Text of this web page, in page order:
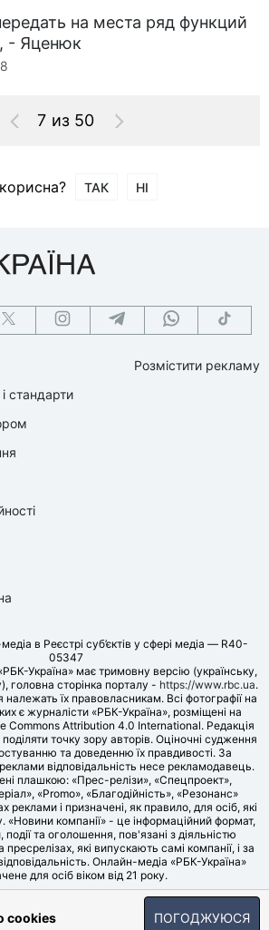
на места ряд функций
- Яценюк
7 из 50
ТАК НІ
стандарти
Розмістити рекламу
в Реєстрі суб’єктів у сфері медіа — R40-
05347
Україна» має тримовну версію (українську,
головна сторінка порталу - https://www.rbc.ua.
їх правовласникам. Всі фотографії на
є журналісти «РБК-Україна», розміщені на
Commons Attribution 4.0 International. Редакція
точку зору авторів. Оціночні судження
та доведенню їх правдивості. За
реклами відповідальність несе рекламодавець.
плашкою: «Прес-релізи», «Спецпроект»,
«Promo», «Благодійність», «Резонанс»
реклами і призначені, як правило, для осіб, які
«Новини компанії» - це інформаційний формат,
та оголошення, пов'язані з діяльністю
які випускають самі компанії, і за
Онлайн-медіа «РБК-Україна»
для осіб віком від 21 року.
«UBT MEDIA», 2006-2026.
cookies ПОГОДЖУЮСЯ